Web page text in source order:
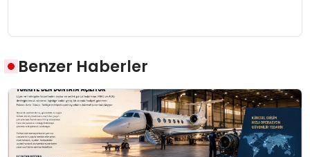
Benzer Haberler